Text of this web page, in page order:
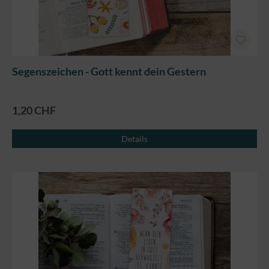
Segenszeichen - Gott kennt dein Gestern
1,20 CHF
Details